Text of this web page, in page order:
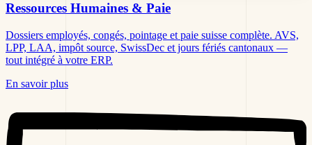
Ressources Humaines & Paie
Dossiers employés, congés, pointage et paie suisse complète. AVS,
LPP, LAA, impôt source, SwissDec et jours fériés cantonaux —
tout intégré à votre ERP.
En savoir plus